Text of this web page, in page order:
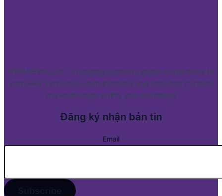
STRADEVN.com: Leveraging extensive global connections to
empower Vietnamese manufacturers and importers to reach
the world stage swiftly and seamlessly
Đăng ký nhận bản tin
Email